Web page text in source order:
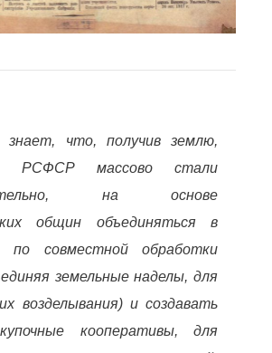
что, получив землю,
РСФСР массово стали
на основе
общин объединяться в
по совместной обработки
земельные наделы, для
возделывания) и создавать
кооперативы, для